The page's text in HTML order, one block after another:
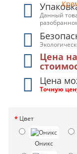
Данный
Цена
Цена
Точную
Цвет
Оникс